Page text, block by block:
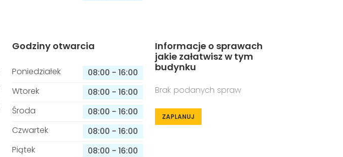
Godziny otwarcia
Poniedziałek 08:00 - 16:00
Wtorek
08:00 - 16:00
Środa
08:00 - 16:00
Czwartek
08:00 - 16:00
Piątek
08:00 - 16:00
Informacje o sprawach
jakie załatwisz w tym
budynku
Brak podanych spraw
ZAPLANUJ